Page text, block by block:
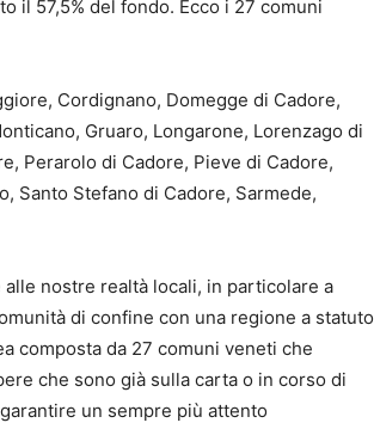
il 57,5% del fondo. Ecco i 27 comuni
Cordignano, Domegge di Cadore,
Gruaro, Longarone, Lorenzago di
Perarolo di Cadore, Pieve di Cadore,
Santo Stefano di Cadore, Sarmede,
nostre realtà locali, in particolare a
di confine con una regione a statuto
composta da 27 comuni veneti che
che sono già sulla carta o in corso di
un sempre più attento